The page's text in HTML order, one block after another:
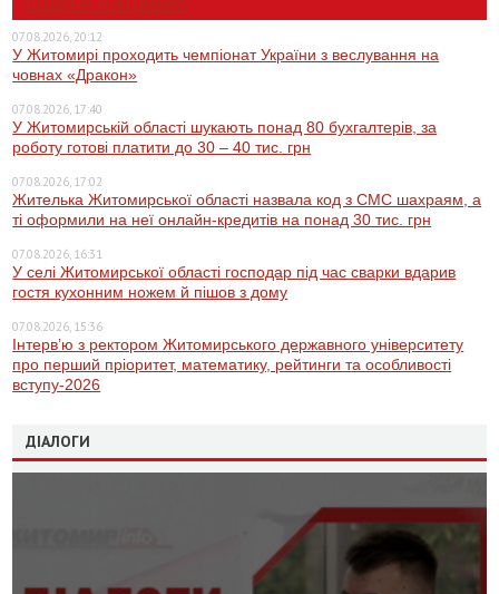
НОВИНИ ЖИТОМИРА
07.08.2026, 20:12
У Житомирі проходить чемпіонат України з веслування на
човнах «Дракон»
07.08.2026, 17:40
У Житомирській області шукають понад 80 бухгалтерів, за
роботу готові платити до 30 – 40 тис. грн
07.08.2026, 17:02
Жителька Житомирської області назвала код з СМС шахраям, а
ті оформили на неї онлайн-кредитів на понад 30 тис. грн
07.08.2026, 16:31
У селі Житомирської області господар під час сварки вдарив
гостя кухонним ножем й пішов з дому
07.08.2026, 15:36
Інтерв’ю з ректором Житомирського державного університету
про перший пріоритет, математику, рейтинги та особливості
вступу-2026
ДІАЛОГИ